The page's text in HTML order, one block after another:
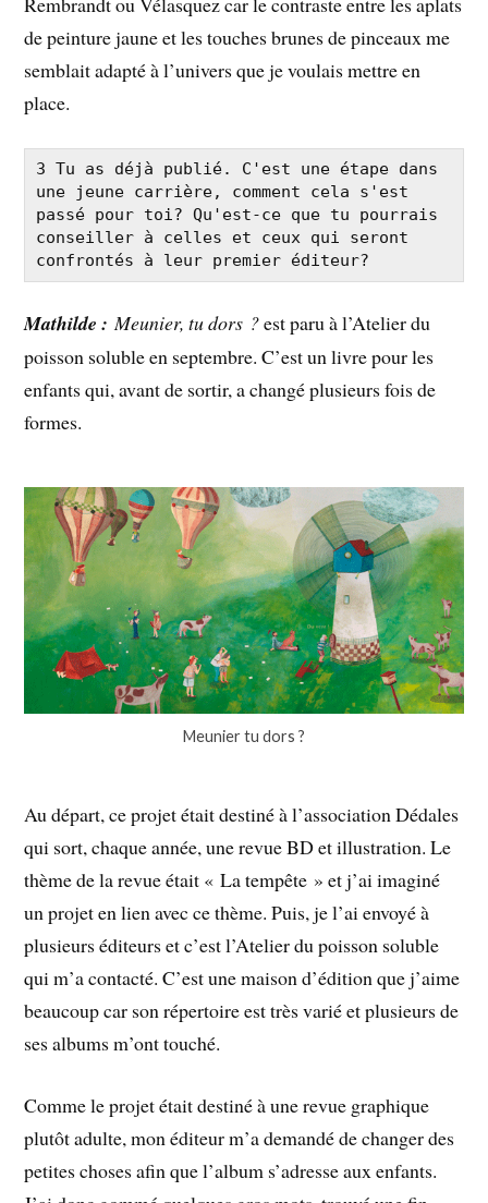
de peinture jaune et les touches brunes de pinceaux me
semblait adapté à l’univers que je voulais mettre en
place.
3 Tu as déjà publié. C'est une étape dans
une jeune carrière, comment cela s'est
passé pour toi? Qu'est-ce que tu pourrais
conseiller à celles et ceux qui seront
confrontés à leur premier éditeur?
Mathilde :Meunier, tu dors ?est paru à l’Atelier du
poisson soluble en septembre. C’est un livre pour les
enfants qui, avant de sortir, a changé plusieurs fois de
formes.
Meunier tu dors ?
Au départ, ce projet était destiné à l’association Dédales
qui sort, chaque année, une revue BD et illustration. Le
thème de la revue était « La tempête » et j’ai imaginé
un projet en lien avec ce thème. Puis, je l’ai envoyé à
plusieurs éditeurs et c’est l’Atelier du poisson soluble
qui m’a contacté. C’est une maison d’édition que j’aime
beaucoup car son répertoire est très varié et plusieurs de
ses albums m’ont touché.
Comme le projet était destiné à une revue graphique
plutôt adulte, mon éditeur m’a demandé de changer des
petites choses afin que l’album s’adresse aux enfants.